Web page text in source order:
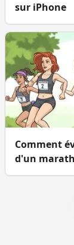
sur iPhone
Comment
d'un